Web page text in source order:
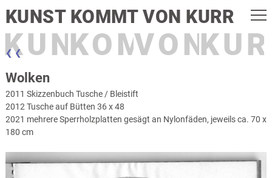
KUNST KOMMT VON KURR
KUNSTKOMMT
VON
❮ ❮
Wolken
2011 Skizzenbuch Tusche / Bleistift
2012 Tusche auf Bütten 36 x 48
2021 mehrere Sperrholzplatten gesägt an Nylonfäden, jeweils ca. 70 x
180 cm